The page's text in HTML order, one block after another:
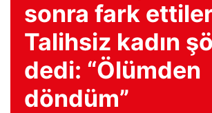
sonra fark
Talihsiz kadın
dedi: “Ölümden
döndüm”